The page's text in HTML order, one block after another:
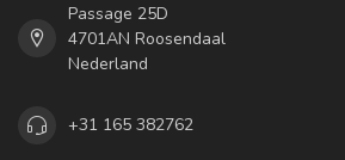
Passage 25D
4701AN Roosendaal
Nederland
+31 165 382762